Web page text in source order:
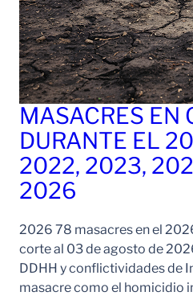
MASACRES EN
DURANTE EL
2022, 2023,
2026
2026 78 masacres en el
corte al 03 de agosto de
DDHH y conflictividades de
masacre como el homicidio